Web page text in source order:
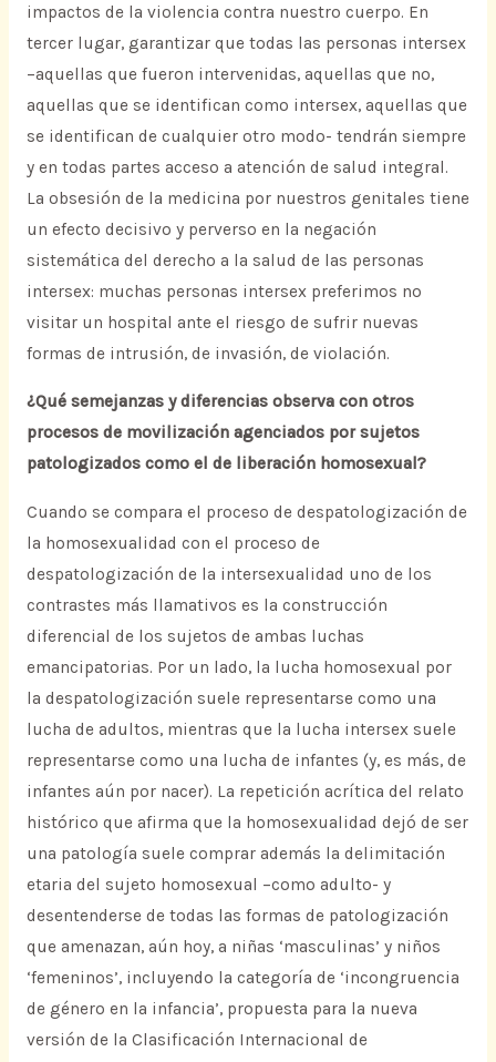
impactos de la violencia contra nuestro cuerpo. En
tercer lugar, garantizar que todas las personas intersex
–aquellas que fueron intervenidas, aquellas que no,
aquellas que se identifican como intersex, aquellas que
se identifican de cualquier otro modo- tendrán siempre
y en todas partes acceso a atención de salud integral.
La obsesión de la medicina por nuestros genitales tiene
un efecto decisivo y perverso en la negación
sistemática del derecho a la salud de las personas
intersex: muchas personas intersex preferimos no
visitar un hospital ante el riesgo de sufrir nuevas
formas de intrusión, de invasión, de violación.
¿Qué semejanzas y diferencias observa con otros
procesos de movilización agenciados por sujetos
patologizados como el de liberación homosexual?
Cuando se compara el proceso de despatologización de
la homosexualidad con el proceso de
despatologización de la intersexualidad uno de los
contrastes más llamativos es la construcción
diferencial de los sujetos de ambas luchas
emancipatorias. Por un lado, la lucha homosexual por
la despatologización suele representarse como una
lucha de adultos, mientras que la lucha intersex suele
representarse como una lucha de infantes (y, es más, de
infantes aún por nacer). La repetición acrítica del relato
histórico que afirma que la homosexualidad dejó de ser
una patología suele comprar además la delimitación
etaria del sujeto homosexual –como adulto- y
desentenderse de todas las formas de patologización
que amenazan, aún hoy, a niñas ‘masculinas’ y niños
‘femeninos’, incluyendo la categoría de ‘incongruencia
de género en la infancia’, propuesta para la nueva
versión de la Clasificación Internacional de